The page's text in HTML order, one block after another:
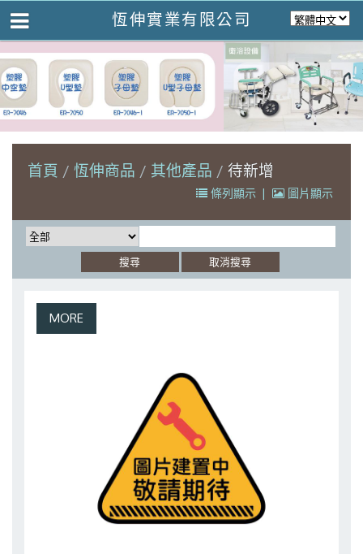
恆伸實業有限公司
首頁 恆伸商品 其他產品 待新增
條列顯示 | 圖片顯示